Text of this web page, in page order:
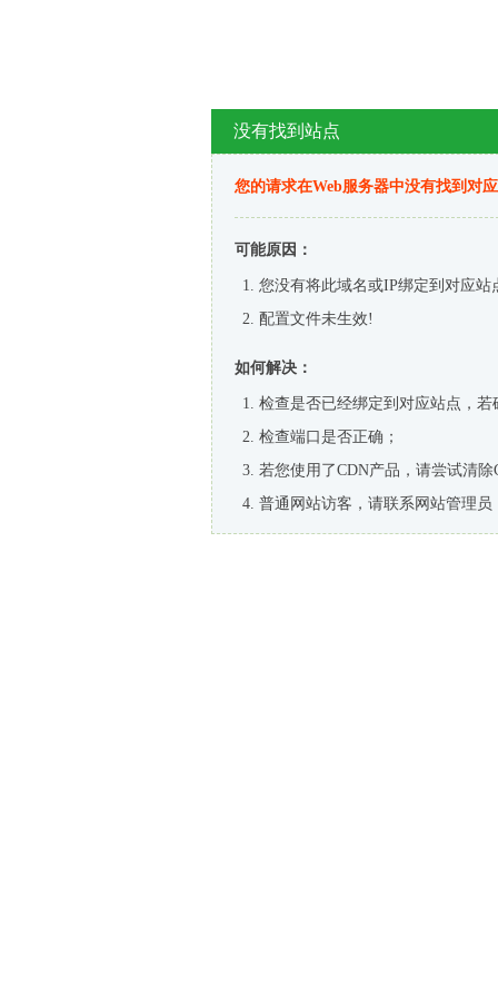
没有找到站点
您的请求在Web服务器中没有找到对
可能原因：
您没有将此域名或IP绑定到对应站
配置文件未生效!
如何解决：
检查是否已经绑定到对应站点，
检查端口是否正确；
若您使用了CDN产品，请尝试清除
普通网站访客，请联系网站管理员